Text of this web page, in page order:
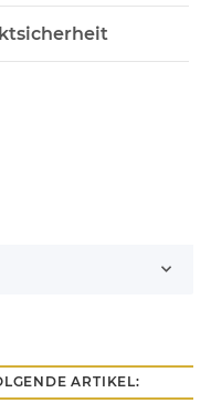
ARTIKEL: